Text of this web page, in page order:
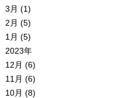
3月 (1)
2月 (5)
1月 (5)
2023年
12月 (6)
11月 (6)
10月 (8)